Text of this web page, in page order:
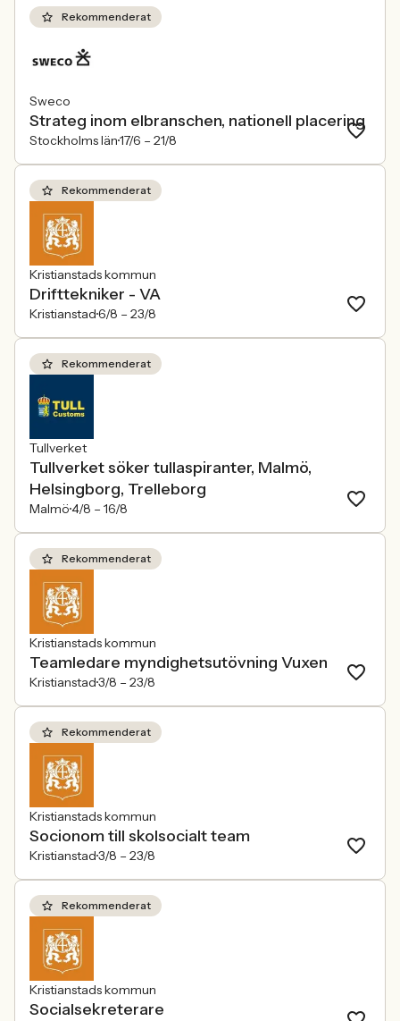
Rekommenderat
Sweco
Strateg inom elbranschen, nationell placering
Stockholms län17/6 – 21/8
Rekommenderat
Kristianstads kommun
Drifttekniker - VA
Kristianstad6/8 – 23/8
Rekommenderat
Tullverket
Tullverket söker tullaspiranter, Malmö,
Helsingborg, Trelleborg
Malmö4/8 – 16/8
Rekommenderat
Kristianstads kommun
Teamledare myndighetsutövning Vuxen
Kristianstad3/8 – 23/8
Rekommenderat
Kristianstads kommun
Socionom till skolsocialt team
Kristianstad3/8 – 23/8
Rekommenderat
Kristianstads kommun
Socialsekreterare